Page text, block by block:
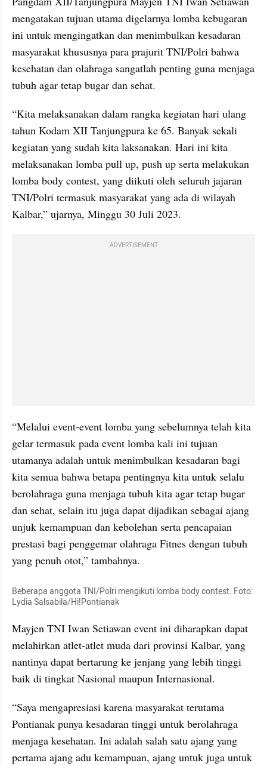
mengatakan tujuan utama digelarnya lomba kebugaran
ini untuk mengingatkan dan menimbulkan kesadaran
masyarakat khususnya para prajurit TNI/Polri bahwa
kesehatan dan olahraga sangatlah penting guna menjaga
tubuh agar tetap bugar dan sehat.
“Kita melaksanakan dalam rangka kegiatan hari ulang
tahun Kodam XII Tanjungpura ke 65. Banyak sekali
kegiatan yang sudah kita laksanakan. Hari ini kita
melaksanakan lomba pull up, push up serta melakukan
lomba body contest, yang diikuti oleh seluruh jajaran
TNI/Polri termasuk masyarakat yang ada di wilayah
Kalbar,” ujarnya, Minggu 30 Juli 2023.
ADVERTISEMENT
“Melalui event-event lomba yang sebelumnya telah kita
gelar termasuk pada event lomba kali ini tujuan
utamanya adalah untuk menimbulkan kesadaran bagi
kita semua bahwa betapa pentingnya kita untuk selalu
berolahraga guna menjaga tubuh kita agar tetap bugar
dan sehat, selain itu juga dapat dijadikan sebagai ajang
unjuk kemampuan dan kebolehan serta pencapaian
prestasi bagi penggemar olahraga Fitnes dengan tubuh
yang penuh otot,” tambahnya.
Beberapa anggota TNI/Polri mengikuti lomba body contest. Foto:
Lydia Salsabila/Hi!Pontianak
Mayjen TNI Iwan Setiawan event ini diharapkan dapat
melahirkan atlet-atlet muda dari provinsi Kalbar, yang
nantinya dapat bertarung ke jenjang yang lebih tinggi
baik di tingkat Nasional maupun Internasional.
“Saya mengapresiasi karena masyarakat terutama
Pontianak punya kesadaran tinggi untuk berolahraga
menjaga kesehatan. Ini adalah salah satu ajang yang
pertama ajang adu kemampuan, ajang untuk juga untuk